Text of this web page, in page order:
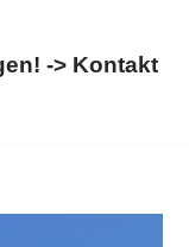
-> Kontakt